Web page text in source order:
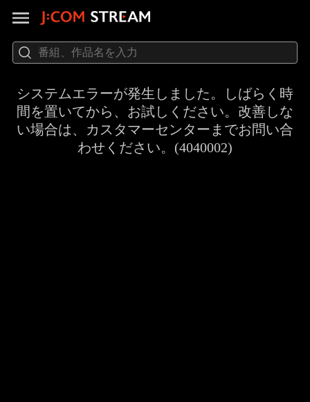
システムエラーが発生しました。しばらく時
間を置いてから、お試しください。改善しな
い場合は、カスタマーセンターまでお問い合
わせください。(4040002)